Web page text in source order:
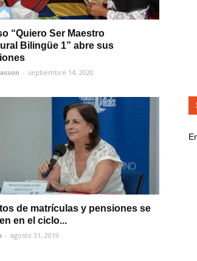
“Quiero Ser Maestro
Bilingüe 1” abre sus
- septiembre 14, 2020
de matrículas y pensiones se
en el ciclo...
- agosto 31, 2019